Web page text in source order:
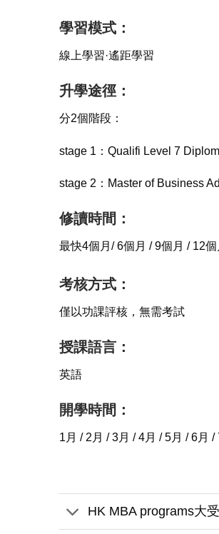
學習模式：
線上學習·遙距學習
升學途徑：
分2個階段：
stage 1：Qualifi Level 7
stage 2： Master of Business
修讀時間：
最快4個月/ 6個月 / 9個月 / 12
考核方式：
僅以功課評核，無需考試
授課語言：
英語
開學時間：
1月 / 2月 / 3月 / 4月 / 5月 / 6月
HK MBA programs大